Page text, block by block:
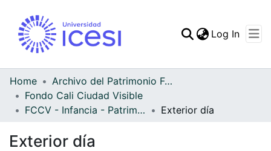
Log In
Home
Archivo del Patrimonio Fotográfico y Fílmico del Valle del Cauca
Fondo Cali Ciudad Visible
FCCV - Infancia - Patrimonial
Exterior día
Exterior día